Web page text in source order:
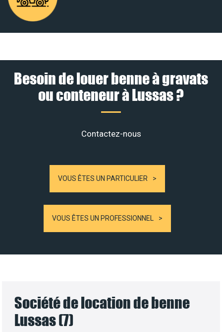
Besoin de louer benne à gravats
ou conteneur à Lussas ?
Contactez-nous
VOUS ÊTES UN PARTICULIER
VOUS ÊTES UN PROFESSIONNEL
Société de location de benne
Lussas (7)